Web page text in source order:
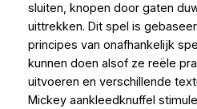
sluiten, knopen door gaten
uittrekken. Dit spel is
principes van onafhankelijk
kunnen doen alsof ze reële
uitvoeren en verschillende
Mickey aankleedknuffel